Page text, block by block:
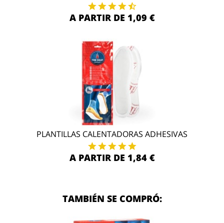
A PARTIR DE 1,09 €
PLANTILLAS CALENTADORAS ADHESIVAS
A PARTIR DE 1,84 €
TAMBIÉN SE COMPRÓ: